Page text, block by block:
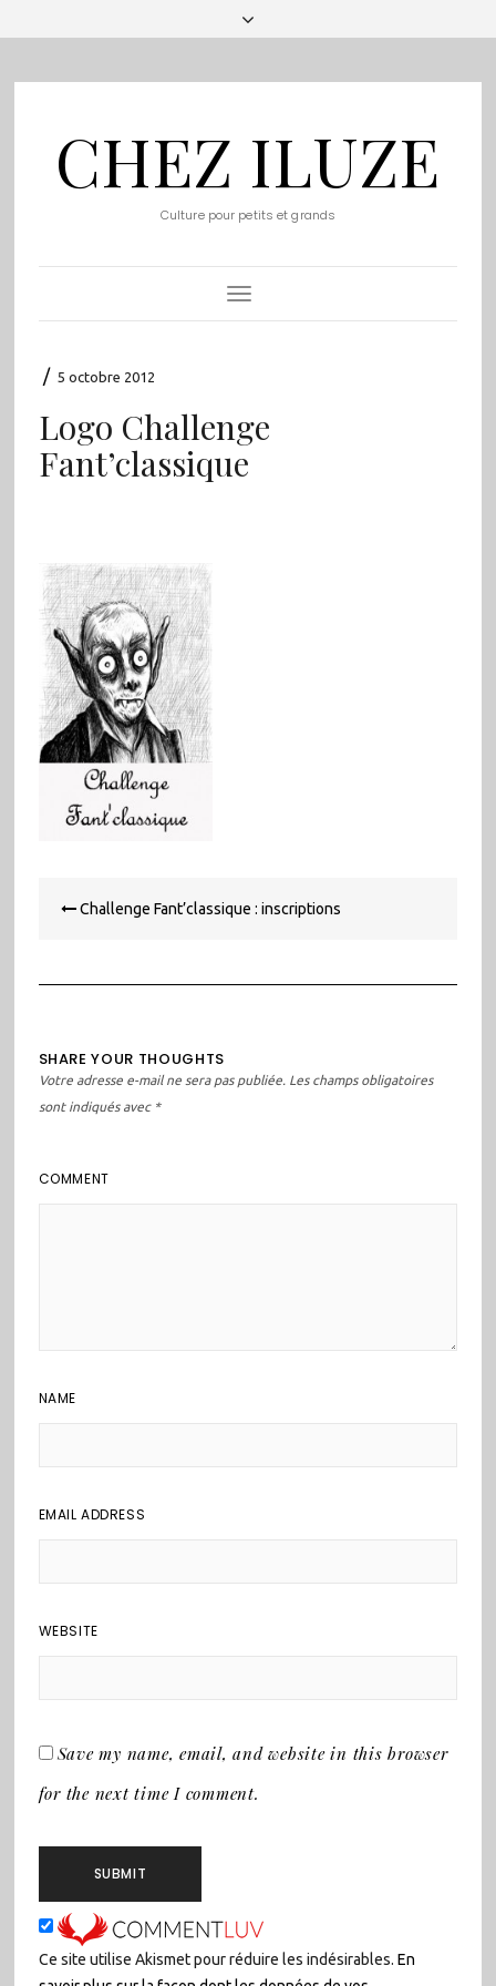
CHEZ ILUZE
Culture pour petits et grands
Toggle
Navigation
/ 5 octobre 2012
Logo Challenge
Fant’classique
de Challenge Fant’classique : inscriptions
SHARE YOUR THOUGHTS
Votre adresse e-mail ne sera pas publiée. Les champs obligatoires
sont indiqués avec *
COMMENT
NAME
EMAIL ADDRESS
WEBSITE
Save my name, email, and website in this browser
for the next time I comment.
Ce site utilise Akismet pour réduire les indésirables. En